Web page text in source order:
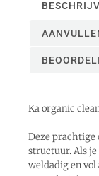
Ka organic
Deze prachtige
structuur. Als
weldadig en vol